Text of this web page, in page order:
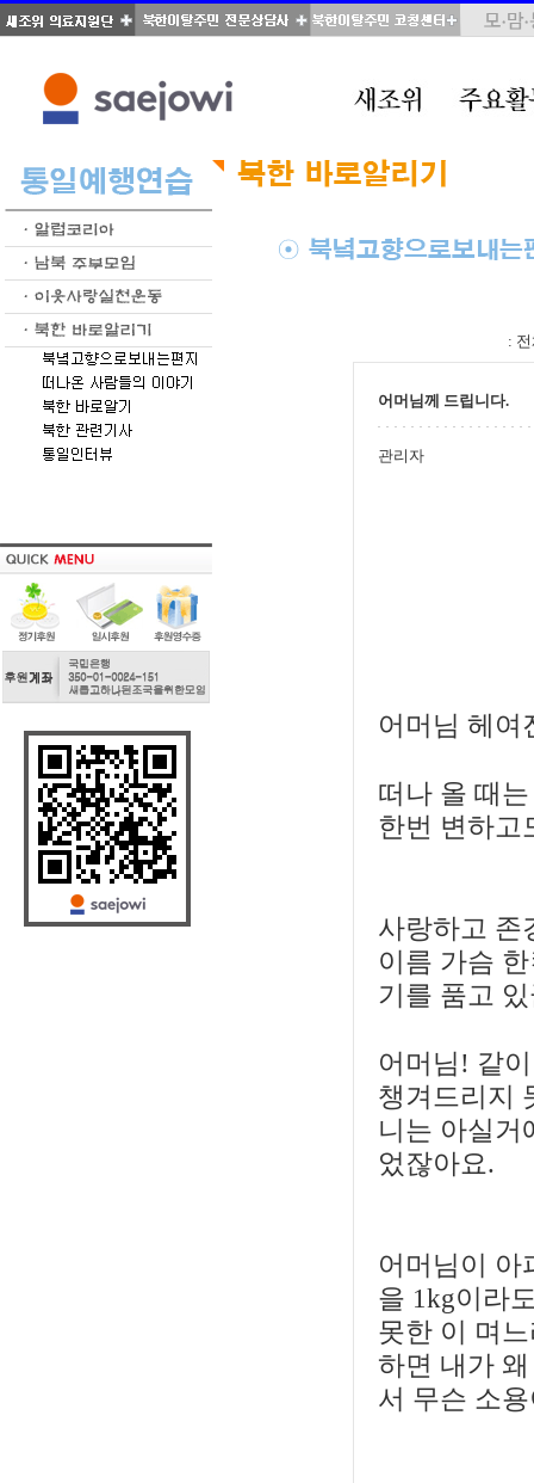
:
어머님께 드립니다.
관리자
어머님 헤여
떠나 올 때
한번 변하고
사랑하고 존
이름 가슴
기를 품고
어머님! 같
챙겨드리지
니는 아실거
었잖아요.
어머님이 아
을 1kg이라
못한 이 며
하면 내가
서 무슨 소